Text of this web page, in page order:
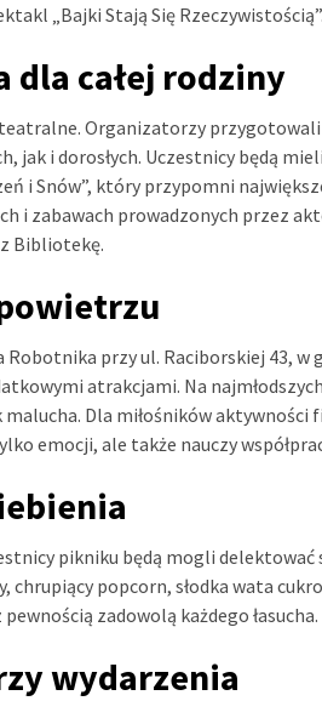
„Bajki Stają Się Rzeczywistością”.
dla całej rodziny
Organizatorzy
jak i dorosłych. Uczestnicy będą
i Snów”, który przypomni
i zabawach prowadzonych przez
Bibliotekę.
przy ul. Raciborskiej 43, w
atrakcjami. Na
Dla miłośników
emocji, ale także nauczy
pikniku będą mogli
chrupiący popcorn, słodka wata
zadowolą każdego łasucha.
wydarzenia